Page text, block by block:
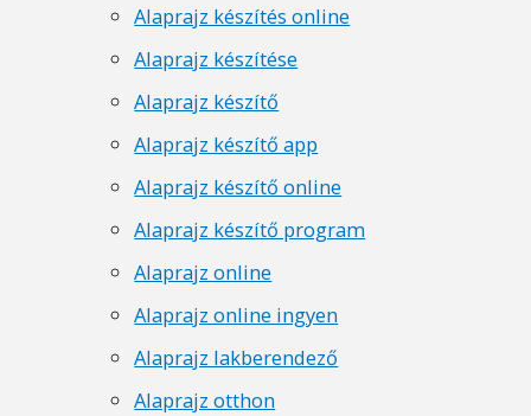
Alaprajz készítés online
Alaprajz készítése
Alaprajz készítő
Alaprajz készítő app
Alaprajz készítő online
Alaprajz készítő program
Alaprajz online
Alaprajz online ingyen
Alaprajz lakberendező
Alaprajz otthon